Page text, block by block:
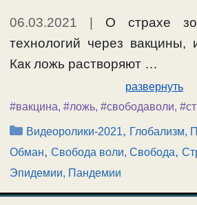
06.03.2021 | О страхе
технологий через вакцины,
Как ложь растворяют …
развернуть
#вакцина, #ложь, #свободаволи,
Рубрики
Видеоролики-2021, Глобализм,
Обман, Свобода воли, Свобода,
Эпидемии, Пандемии